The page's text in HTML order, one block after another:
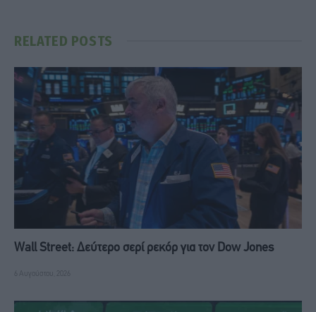
RELATED POSTS
Wall Street: Δεύτερο σερί ρεκόρ για τον Dow Jones
6 Αυγούστου, 2026